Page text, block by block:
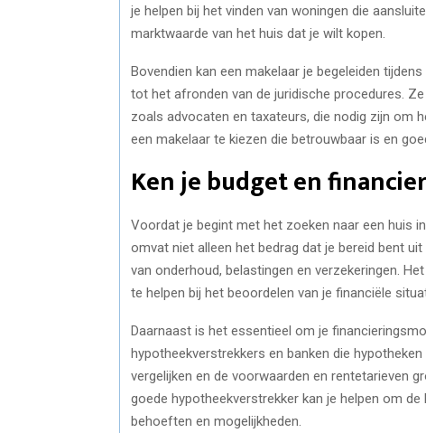
je helpen bij het vinden van woningen die
marktwaarde van het huis dat je wilt kopen.
Bovendien kan een makelaar je begeleiden
tot het afronden van de juridische procedures.
zoals advocaten en taxateurs, die nodig zijn om
een makelaar te kiezen die betrouwbaar is en
Ken je budget en
Voordat je begint met het zoeken naar een huis
omvat niet alleen het bedrag dat je bereid bent
van onderhoud, belastingen en verzekeringen.
te helpen bij het beoordelen van je financiële
Daarnaast is het essentieel om je
hypotheekverstrekkers en banken die
vergelijken en de voorwaarden en rentetarieven
goede hypotheekverstrekker kan je helpen om
behoeften en mogelijkheden.